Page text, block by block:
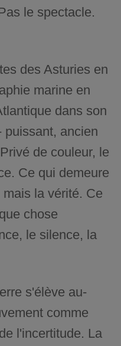
le spectacle.
des Asturies en
marine en
dans son
puissant, ancien
de couleur, le
Ce qui demeure
la vérité. Ce
chose
le silence, la
s'élève au-
comme
l'incertitude. La